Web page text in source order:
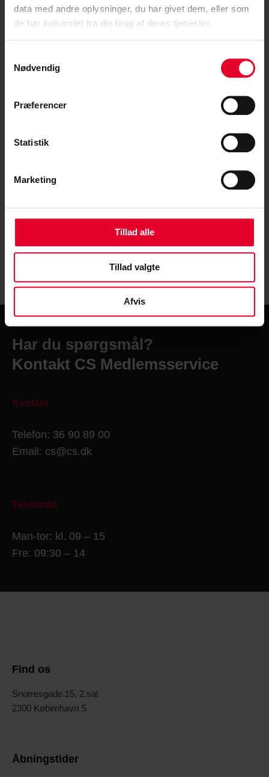
data med andre oplysninger, du har givet dem, eller som
de har indsamlet fra din brug af deres tjenester.
Nødvendig
Præferencer
Statistik
Marketing
Tillad alle
Tillad valgte
Afvis
Privatlivspolitik|Datapolitik
Har du spørgsmål?
Kontakt CS Medlemsservice
Kontakt
Telefon: 36 90 89 00
Email: cs@cs.dk
Telefontid
Man-tor: kl. 09 – 15
Fre: 09:30 – 14
Find os
Snorresgade 15, 2.sal
2300 København S
Åbningstider